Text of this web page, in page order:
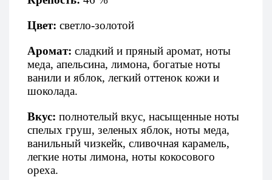
Цвет: светло-золотой
Аромат: сладкий и пряный аромат, ноты
меда, апельсина, лимона, богатые ноты
ванили и яблок, легкий оттенок кожи и
шоколада.
Вкус: полнотелый вкус, насыщенные ноты
спелых груш, зеленых яблок, ноты меда,
ванильный чизкейк, сливочная карамель,
легкие ноты лимона, ноты кокосового
ореха.